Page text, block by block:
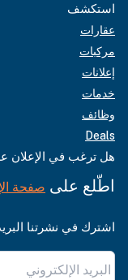
استكشف
عقارات
مركبات
إعلانات
خدمات
وظائف
Deals
هل ترغب في الإعلان
اطّلع على صفحة
اشترك في نشرتنا